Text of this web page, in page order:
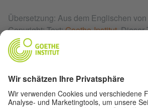
Übersetzung: Aus dem Englischen
Copyright: Text:Goethe-Institut. Dieser
unter einerCreative Commons
Weitergabe unter gleichen
Lizenz.
Dezember 2020